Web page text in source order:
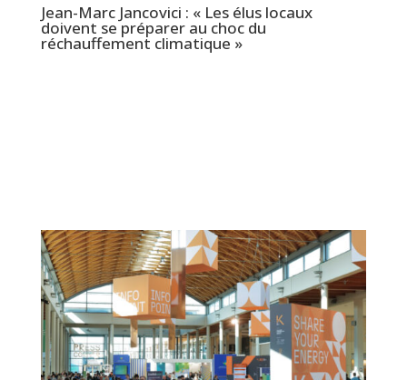
Jean-Marc Jancovici : « Les élus locaux
doivent se préparer au choc du
réchauffement climatique »